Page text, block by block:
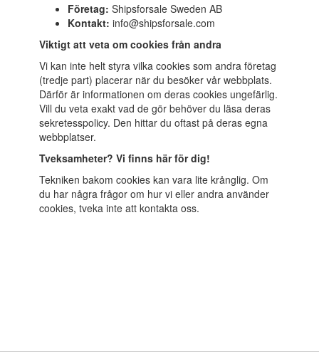
Företag: Shipsforsale Sweden AB
Kontakt: info@shipsforsale.com
Viktigt att veta om cookies från andra
Vi kan inte helt styra vilka cookies som andra företag
(tredje part) placerar när du besöker vår webbplats.
Därför är informationen om deras cookies ungefärlig.
Vill du veta exakt vad de gör behöver du läsa deras
sekretesspolicy. Den hittar du oftast på deras egna
webbplatser.
Tveksamheter? Vi finns här för dig!
Tekniken bakom cookies kan vara lite krånglig. Om
du har några frågor om hur vi eller andra använder
cookies, tveka inte att kontakta oss.